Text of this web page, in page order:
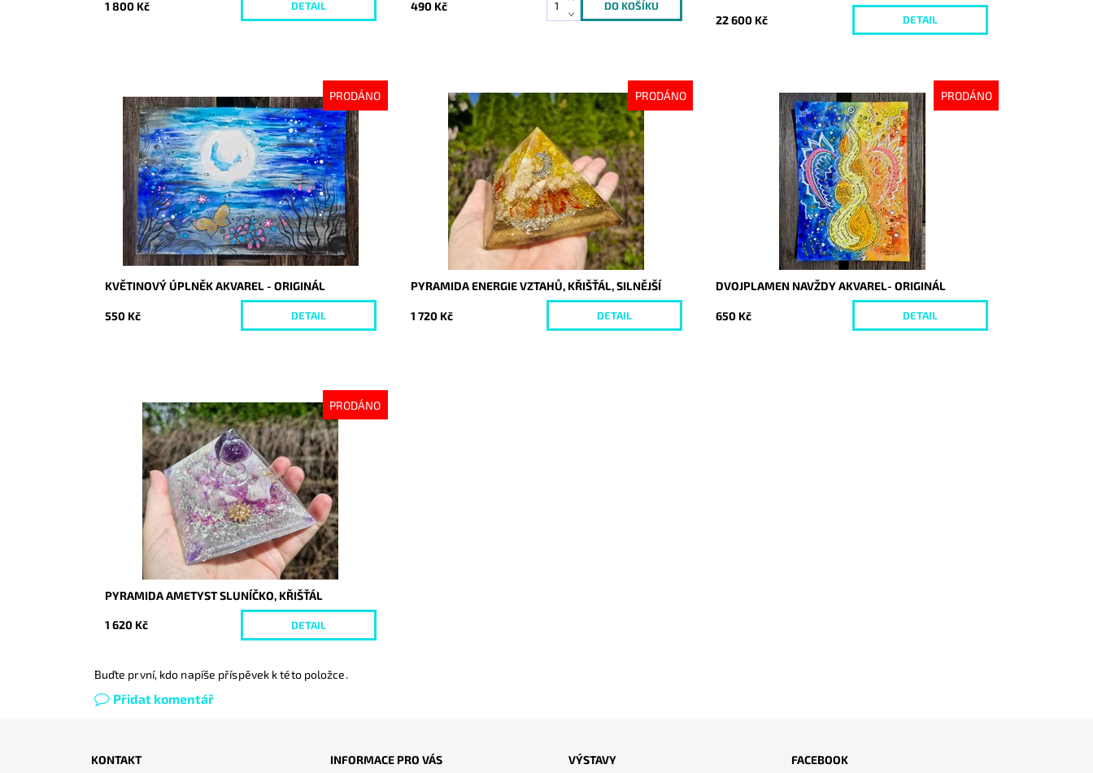
1 800 Kč DETAIL 490 Kč
22 600 Kč DETAIL
PRODÁNO
Dostupnost:
Vyprodáno
Kód:
10227
KVĚTINOVÝ ÚPLNĚK AKVAREL - ORIGINÁL
550 Kč DETAIL
PRODÁNO
Dostupnost:
Vyprodáno
10228
PYRAMIDA ENERGIE VZTAHŮ, KŘIŠŤÁL, SILNĚJŠÍ
1 720 Kč DETAIL
PRODÁNO
Vyprodáno
10229
DVOJPLAMEN NAVŽDY AKVAREL- ORIGINÁL
650 Kč DETAIL
PRODÁNO
Dostupnost:
Vyprodáno
10230
PYRAMIDA AMETYST SLUNÍČKO, KŘIŠŤÁL
1 620 Kč DETAIL
Buďte první, kdo napíše příspěvek k této položce.
Přidat komentář
KONTAKT
INFORMACE PRO VÁS
VÝSTAVY
FACEBOOK